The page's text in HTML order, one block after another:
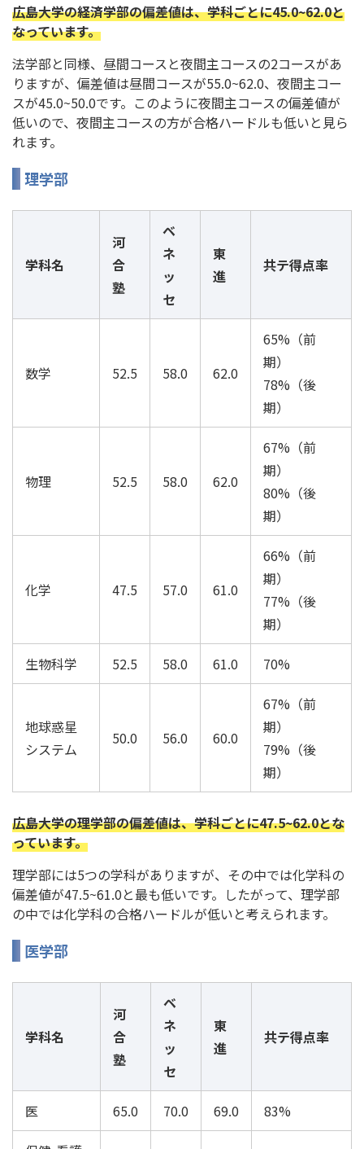
広島大学の経済学部の偏差値は、学科ごとに45.0~62.0と
なっています。
法学部と同様、昼間コースと夜間主コースの2コースがあ
りますが、偏差値は昼間コースが55.0~62.0、夜間主コー
スが45.0~50.0です。このように夜間主コースの偏差値が
低いので、夜間主コースの方が合格ハードルも低いと見ら
れます。
理学部
学科名
河
合
塾
ベ
ネ
ッ
セ
東
進
共テ得点率
数学 52.5 58.0 62.0
65%（前
期）
78%（後
期）
物理 52.5 58.0 62.0
67%（前
期）
80%（後
期）
化学 47.5 57.0 61.0
66%（前
期）
77%（後
期）
生物科学 52.5 58.0 61.0 70%
地球惑星
システム
50.0 56.0 60.0
67%（前
期）
79%（後
期）
広島大学の理学部の偏差値は、学科ごとに47.5~62.0とな
っています。
理学部には5つの学科がありますが、その中では化学科の
偏差値が47.5~61.0と最も低いです。したがって、理学部
の中では化学科の合格ハードルが低いと考えられます。
医学部
学科名
河
合
塾
ベ
ネ
ッ
セ
東
進
共テ得点率
医 65.0 70.0 69.0 83%